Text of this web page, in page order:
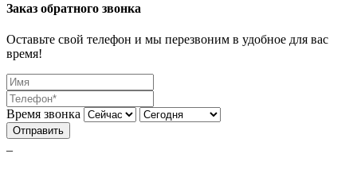
Заказ обратного звонка
Оставьте свой телефон и мы перезвоним в удобное для вас
время!
Время звонка
Отправить